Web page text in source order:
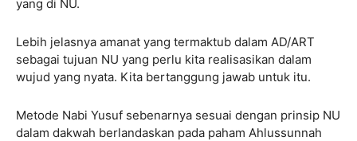
yang di NU.
Lebih jelasnya amanat yang termaktub dalam AD/ART
sebagai tujuan NU yang perlu kita realisasikan dalam
wujud yang nyata. Kita bertanggung jawab untuk itu.
Metode Nabi Yusuf sebenarnya sesuai dengan prinsip NU
dalam dakwah berlandaskan pada paham Ahlussunnah